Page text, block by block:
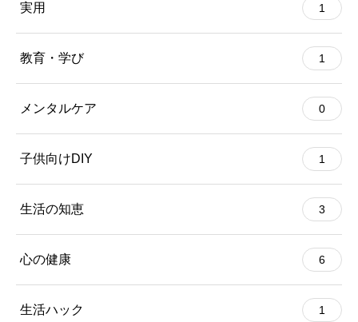
実用 1
教育・学び 1
メンタルケア 0
子供向けDIY 1
生活の知恵 3
心の健康 6
生活ハック 1